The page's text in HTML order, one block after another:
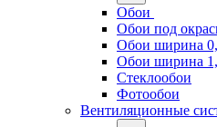
Обои
Обои под
Обои ширина
Обои ширина
Стеклообои
Фотообои
Вентиляционные